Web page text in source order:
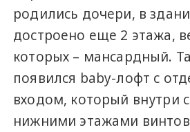
родились дочери, в
достроено еще 2 этажа,
которых – мансардный.
появился baby-лофт с
входом, который внутри
нижними этажами